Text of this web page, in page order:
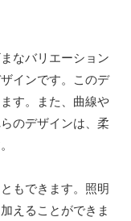
なバリエーション
インです。このデ
す。また、曲線や
のデザインは、柔
もできます。照明
えることができま